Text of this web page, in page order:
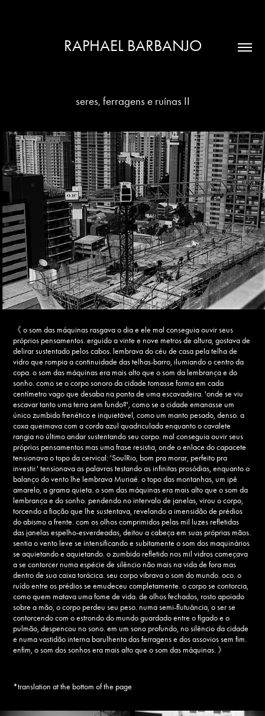
RAPHAEL BARBANJO
seres, ferragens e ruínas II
《 o som das máquinas rasgava o dia e ele mal conseguia ouvir seus
próprios pensamentos. erguido a vinte e nove metros de altura, gostava de
delirar sustentado pelos cabos. lembrava do céu de casa pela telha de
vidro que rompia a continuidade das telhas-barro, ilumiando o centro da
copa. o som das máquinas era mais alto que o som da lembrança e do
sonho. como se o corpo sonoro da cidade tomasse forma em cada
centímetro vago que desaba na ponta de uma escavadeira. 'onde se viu
escavar tanto uma terra sem fundo?', como se a cidade emanasse um
único zumbido frenético e inquietável, como um manto pesado, denso. a
coxa queimava com a corda azul quadriculada enquanto o cavalete
rangia no último andar sustentando seu corpo. mal conseguia ouvir seus
próprios pensamentos mas uma frase resistia, onde o enlace do capacete
tensionava o topo da cervical: 'SoulRio, bom pra morar, perfeito pra
investir.' tensionava as palavras testando as infinitas prosódias, enquanto o
balanço do vento lhe lembrava Muriaé. o topo das montanhas, um ipê
amarelo, a grama quieta. o som das máquinas era mais alto que o som da
lembrança e do sonho. pendendo no intervalo de janelas, virou o corpo,
torcendo a fiação que lhe sustentava, revelando a imensidão de prédios
do abismo a frente. com os olhos comprimidos pelas mil luzes refletidas
das janelas espelho-esverdeadas, deitou a cabeça em suas próprias mãos.
sentia o vento leve se intensificando e subitamente o som dos maquinários
se aquietando e aquietando. o zumbido refletido nos mil vidros começava
a se contorcer numa espécie de silêncio não mais na vida de fora mas
dentro de sua caixa torácica. seu corpo vibrava o som do mundo. oco. o
ruído entre os prédios se emudeceu completamente. o corpo se contorcia,
como quem matava uma fome de vida. de olhos fechados, rosto apoiado
sobre a mão, o corpo perdeu seu peso. numa semi-flutuância, o ser se
contorcendo com o estrondo do mundo guardado entre o fígado e o
pulmão, despencou no sono. em um sono profundo, no silêncio da cidade
e numa vastidão interna barulhenta das ferragens e dos assovios sem fim.
enfim, o som dos sonhos era mais alto que o som das máquinas. 》
*translation at the bottom of the page